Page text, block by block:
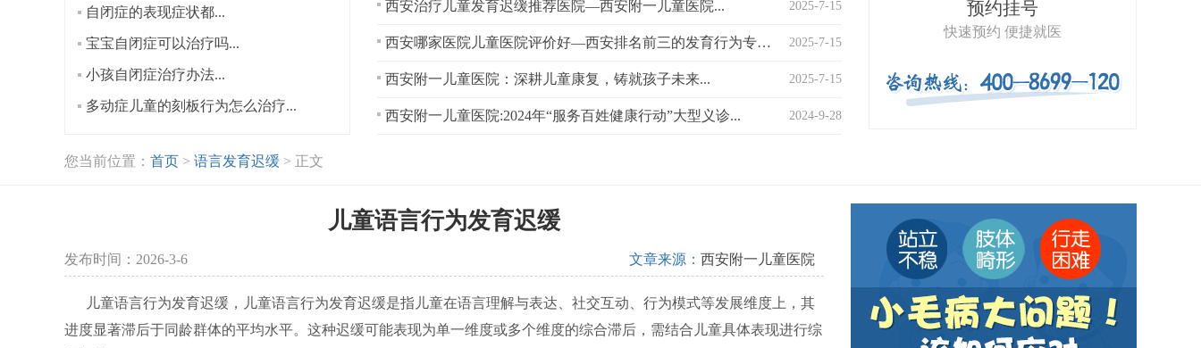
自闭症的表现症状都...
宝宝自闭症可以治疗吗...
小孩自闭症治疗办法...
多动症儿童的刻板行为怎么治疗...
西安治疗儿童发育迟缓推荐医院—西安附一儿童医院... 2025-7-15
西安哪家医院儿童医院评价好—西安排名前三的发育行为专科医院？... 2025-7-15
西安附一儿童医院：深耕儿童康复，铸就孩子未来... 2025-7-15
西安附一儿童医院:2024年“服务百姓健康行动”大型义诊... 2024-9-28
预约挂号
快速预约 便捷就医
您当前位置： 首页 > 语言发育迟缓 > 正文
儿童语言行为发育迟缓
发布时间：2026-3-6 文章来源： 西安附一儿童医院
儿童语言行为发育迟缓，儿童语言行为发育迟缓是指儿童在语言理解与表达、社交互动、行为模式等发展维度上，其
进度显著滞后于同龄群体的平均水平。这种迟缓可能表现为单一维度或多个维度的综合滞后，需结合儿童具体表现进行综